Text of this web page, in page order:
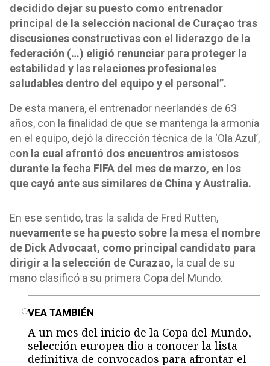
decidido dejar su puesto como entrenador
principal de la selección nacional de Curaçao tras
discusiones constructivas con el liderazgo de la
federación (…) eligió renunciar para proteger la
estabilidad y las relaciones profesionales
saludables dentro del equipo y el personal”.
De esta manera, el entrenador neerlandés de 63
años, con la finalidad de que se mantenga la armonía
en el equipo, dejó la dirección técnica de la ‘Ola Azul’,
con la cual afrontó dos encuentros amistosos
durante la fecha FIFA del mes de marzo, en los
que cayó ante sus similares de China y Australia.
En ese sentido, tras la salida de Fred Rutten,
nuevamente se ha puesto sobre la mesa el nombre
de Dick Advocaat, como principal candidato para
dirigir a la selección de Curazao, la cual de su
mano clasificó a su primera Copa del Mundo.
VEA TAMBIÉN
A un mes del inicio de la Copa del Mundo,
selección europea dio a conocer la lista
definitiva de convocados para afrontar el